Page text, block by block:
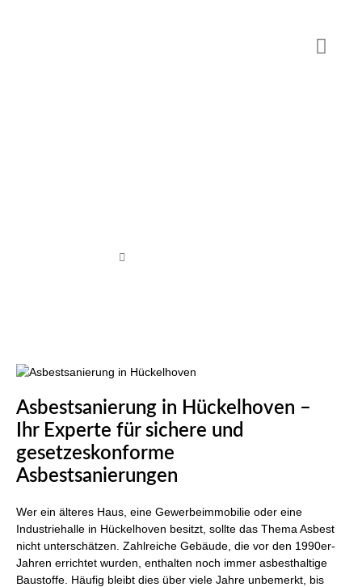
Asbestsanierung in Hückelhoven –
Ihr Experte für sichere und
gesetzeskonforme
Asbestsanierungen
Wer ein älteres Haus, eine Gewerbeimmobilie oder eine
Industriehalle in Hückelhoven besitzt, sollte das Thema Asbest
nicht unterschätzen. Zahlreiche Gebäude, die vor den 1990er-
Jahren errichtet wurden, enthalten noch immer asbesthaltige
Baustoffe. Häufig bleibt dies über viele Jahre unbemerkt, bis